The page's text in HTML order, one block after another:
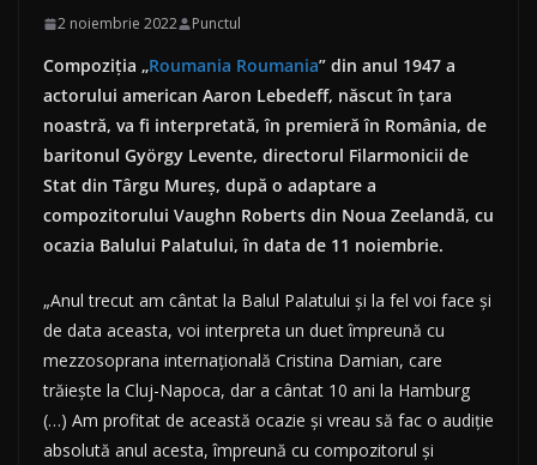
2 noiembrie 2022 Punctul
Compoziţia „Roumania Roumania” din anul 1947 a
actorului american Aaron Lebedeff, născut în ţara
noastră, va fi interpretată, în premieră în România, de
baritonul György Levente, directorul Filarmonicii de
Stat din Târgu Mureş, după o adaptare a
compozitorului Vaughn Roberts din Noua Zeelandă, cu
ocazia Balului Palatului, în data de 11 noiembrie.
„Anul trecut am cântat la Balul Palatului şi la fel voi face şi
de data aceasta, voi interpreta un duet împreună cu
mezzosoprana internaţională Cristina Damian, care
trăieşte la Cluj-Napoca, dar a cântat 10 ani la Hamburg
(…) Am profitat de această ocazie şi vreau să fac o audiţie
absolută anul acesta, împreună cu compozitorul şi